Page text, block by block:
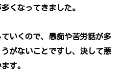
くなってきました。
いくので、愚痴や苦労話が多
がないことですし、決して悪
す。